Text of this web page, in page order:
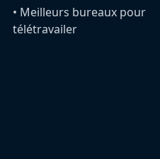
•️ Meilleurs bureaux pour
télétravailer